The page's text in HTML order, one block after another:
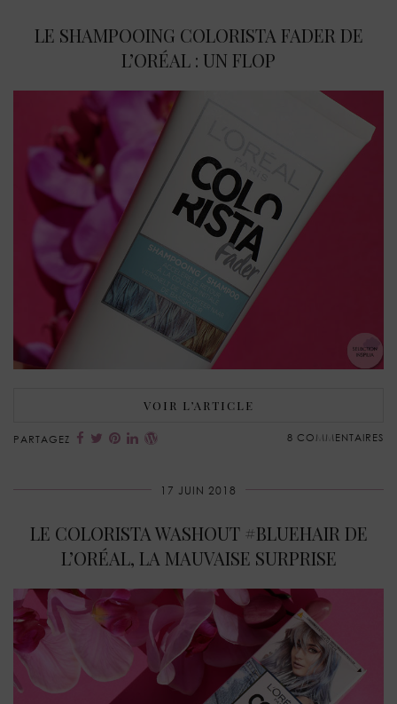
LE SHAMPOOING COLORISTA FADER DE
L’ORÉAL : UN FLOP
VOIR L’ARTICLE
PARTAGEZ 8 COMMENTAIRES
17 JUIN 2018
LE COLORISTA WASHOUT #BLUEHAIR DE
L’ORÉAL, LA MAUVAISE SURPRISE